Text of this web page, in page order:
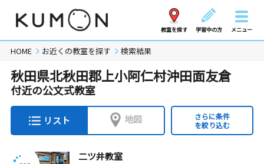
教室を探す 学習中の方 メニュー
HOME お近くの教室を探す 検索結果
秋田県北秋田郡上小阿仁村沖田面友倉
付近の公文式教室
リスト 地図
さらに条件
を絞り込む
二ツ井教室